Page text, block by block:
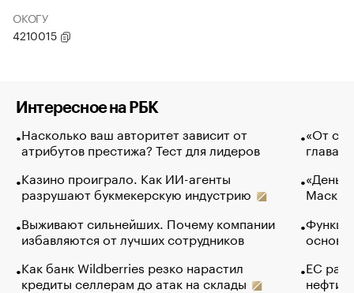
ОКОГУ
4210015
Интересное на РБК
Насколько ваш авторитет зависит от
атрибутов престижа? Тест для лидеров
Казино проиграло. Как ИИ-агенты
разрушают букмекерскую индустрию
Выживают сильнейших. Почему компании
избавляются от лучших сотрудников
Как банк Wildberries резко нарастил
кредиты селлерам до атак на склады
«От
глава
Маск в
основ
ЕС
нефти